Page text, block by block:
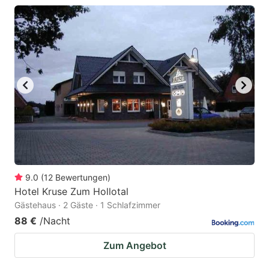
9.0 (12 Bewertungen)
Hotel Kruse Zum Hollotal
Gästehaus · 2 Gäste · 1 Schlafzimmer
88 € /Nacht
Zum Angebot